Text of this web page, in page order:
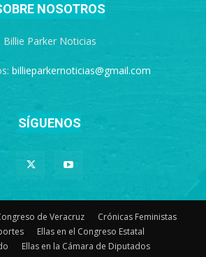
NOSOTROS
Billie Parker Noticias
billieparkernoticias@gmail.com
SÍGUENOS
de Veracruz
Crónicas Feministas
Ellas en el Congreso Estatal
Ellas en la Cámara de Diputados